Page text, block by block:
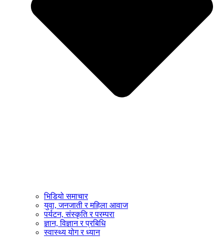
भिडियो समाचार
युवा, जनजाती र महिला आवाज
पर्यटन, संस्कृति र परम्परा
ज्ञान, विज्ञान र प्रबिधि
स्वास्थ्य योग र ध्यान